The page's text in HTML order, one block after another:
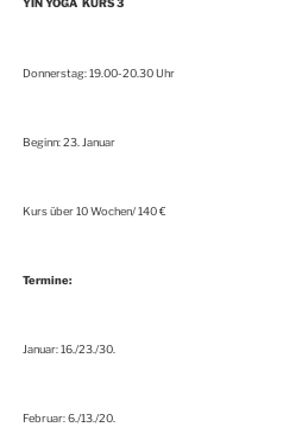
YIN YOGA KURS 3
Donnerstag: 19.00-20.30 Uhr
Beginn: 23. Januar
Kurs über 10 Wochen/ 140 €
Termine:
Januar: 16./23./30.
Februar: 6./13./20.